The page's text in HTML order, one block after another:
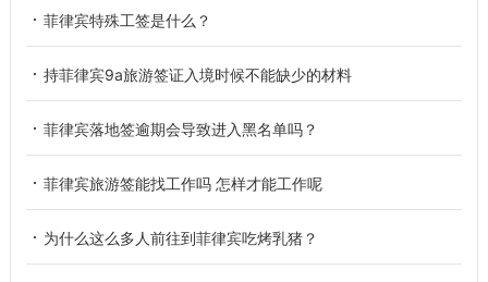
菲律宾特殊工签是什么？
持菲律宾9a旅游签证入境时候不能缺少的材料
菲律宾落地签逾期会导致进入黑名单吗？
菲律宾旅游签能找工作吗 怎样才能工作呢
为什么这么多人前往到菲律宾吃烤乳猪？